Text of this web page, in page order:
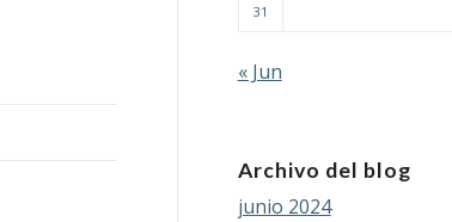
31
« Jun
Archivo del blog
junio 2024